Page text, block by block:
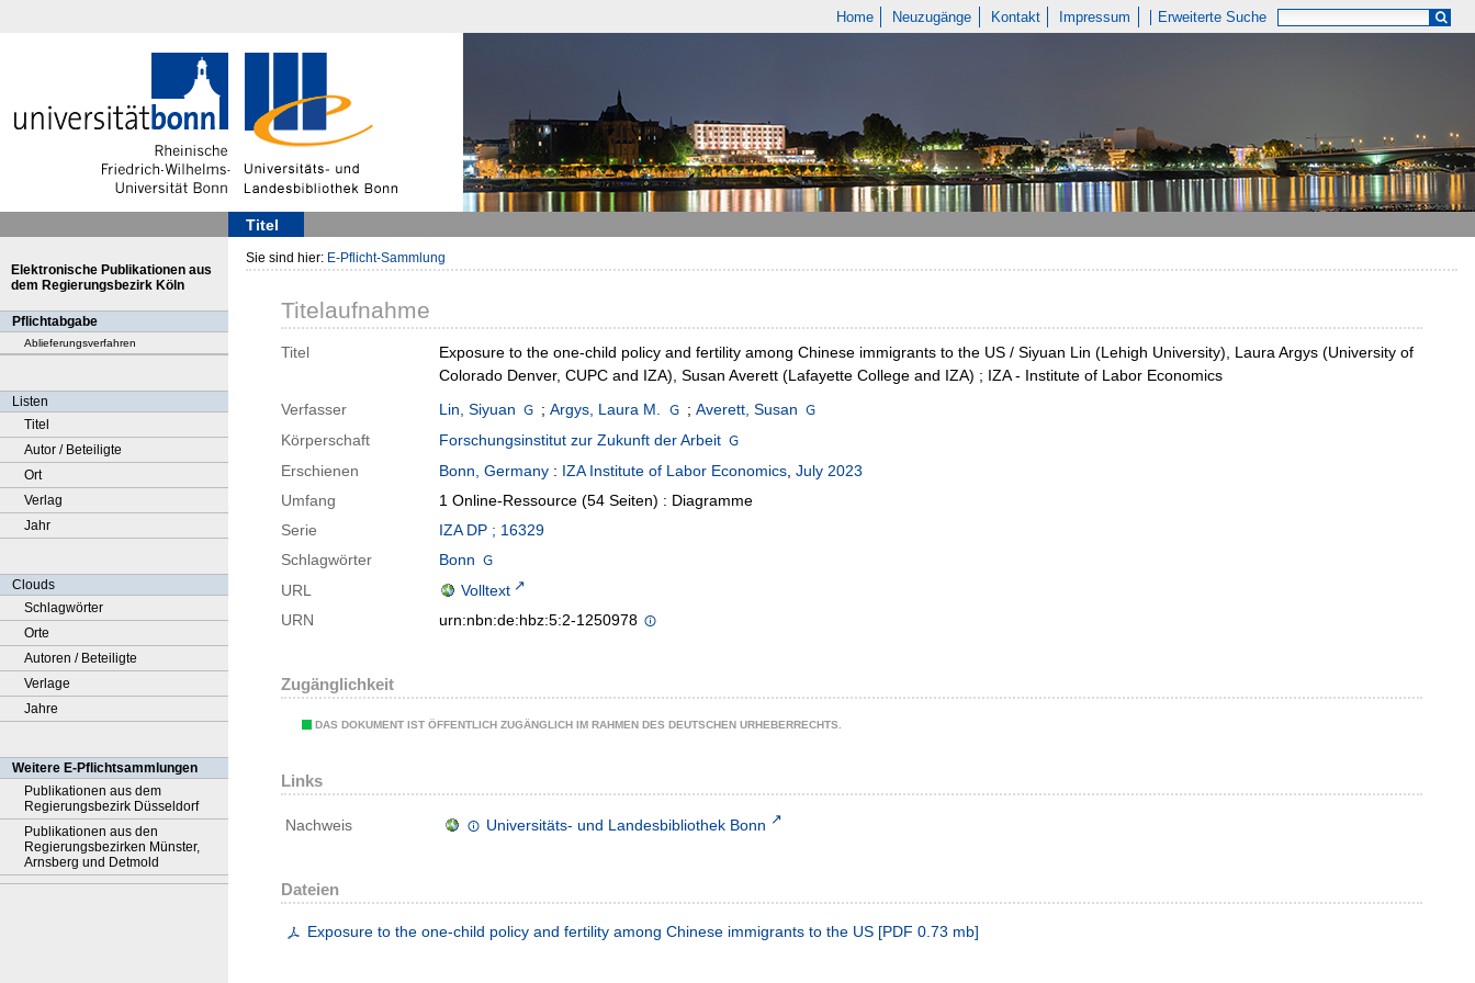
Home Neuzugänge Kontakt Impressum Erweiterte Suche
Titel
Elektronische Publikationen aus
dem Regierungsbezirk Köln
Pflichtabgabe
Ablieferungsverfahren
Listen
Titel
Autor / Beteiligte
Ort
Verlag
Jahr
Clouds
Schlagwörter
Orte
Autoren / Beteiligte
Verlage
Jahre
Weitere E-Pflichtsammlungen
Publikationen aus dem
Regierungsbezirk Düsseldorf
Publikationen aus den
Regierungsbezirken Münster,
Arnsberg und Detmold
Sie sind hier: E-Pflicht-Sammlung
Titelaufnahme
Titel
Exposure to the one-child policy and fertility among Chinese immigrants to the US / Siyuan Lin (Lehigh University), Laura Argys (University of
Colorado Denver, CUPC and IZA), Susan Averett (Lafayette College and IZA) ; IZA - Institute of Labor Economics
Verfasser
Lin, Siyuan ; Argys, Laura M. ; Averett, Susan
Körperschaft
Forschungsinstitut zur Zukunft der Arbeit
Erschienen
Bonn, Germany : IZA Institute of Labor Economics, July 2023
Umfang
1 Online-Ressource (54 Seiten) : Diagramme
Serie
IZA DP ; 16329
Schlagwörter
Bonn
URL
Volltext
URN
urn:nbn:de:hbz:5:2-1250978
Zugänglichkeit
DAS DOKUMENT IST ÖFFENTLICH ZUGÄNGLICH IM RAHMEN DES DEUTSCHEN URHEBERRECHTS.
Links
Nachweis Universitäts- und Landesbibliothek Bonn
Dateien
Exposure to the one-child policy and fertility among Chinese immigrants to the US [PDF 0.73 mb]